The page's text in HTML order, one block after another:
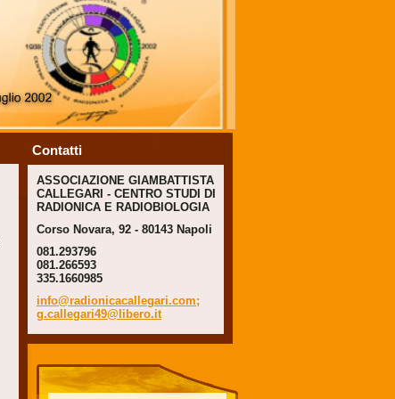
Contatti
ASSOCIAZIONE GIAMBATTISTA
CALLEGARI - CENTRO STUDI DI
RADIONICA E RADIOBIOLOGIA
Corso Novara, 92 - 80143 Napoli
081.293796
081.266593
335.1660985
info@radionicacallegari.com;
g.callegari49@libero.it